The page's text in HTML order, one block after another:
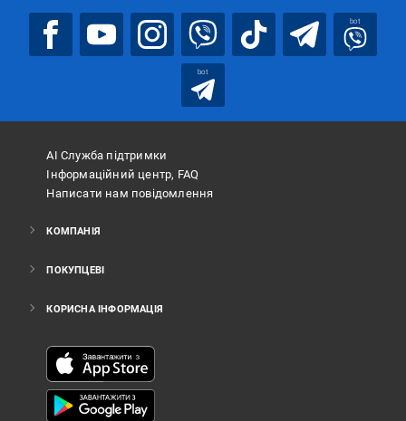
bot
bot
АІ Служба підтримки
Інформаційний центр, FAQ
Написати нам повідомлення
КОМПАНІЯ
ПОКУПЦЕВІ
КОРИСНА ІНФОРМАЦІЯ